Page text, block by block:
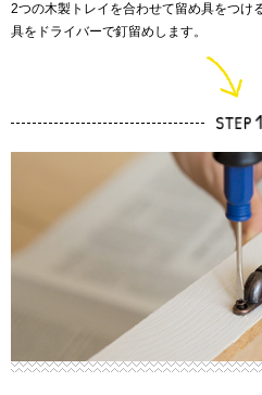
2つの木製トレイを合わせて留め具をつけ
具をドライバーで釘留めします。